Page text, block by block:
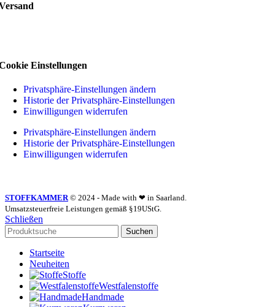
Einstellungen
Privatsphäre-Einstellungen ändern
Historie der Privatsphäre-Einstellungen
Einwilligungen widerrufen
Privatsphäre-Einstellungen ändern
Historie der Privatsphäre-Einstellungen
Einwilligungen widerrufen
STOFFKAMMER© 2024 - Made with ❤ in Saarland.
Umsatzsteuerfreie Leistungen gemäß §19UStG.
Schließen
Suchen
Startseite
Neuheiten
Stoffe
Westfalenstoffe
Handmade